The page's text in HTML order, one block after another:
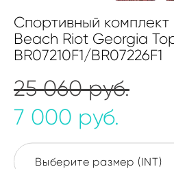
Спортивный комплект
Beach Riot Georgia
BR07210F1/BR07226F1
25 060 pуб.
7 000 pуб.
Выберите размер (INT)